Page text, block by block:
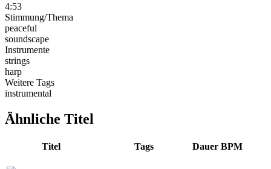
4:53
Stimmung/Thema
peaceful
soundscape
Instrumente
strings
harp
Weitere Tags
instrumental
Ähnliche Titel
Titel Tags Dauer BPM